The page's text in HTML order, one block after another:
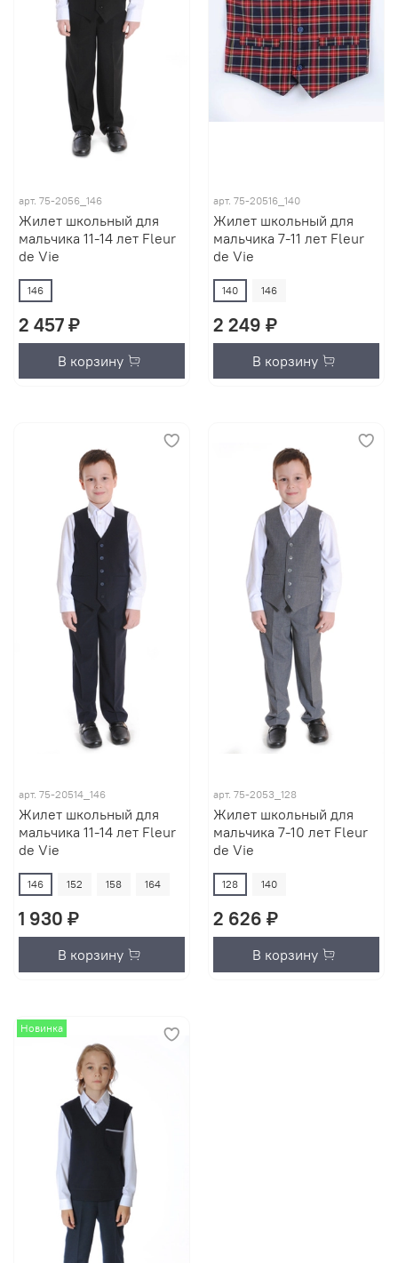
арт. 75-2056_146
Жилет школьный для
мальчика 11-14 лет Fleur
de Vie
146
2 457 ₽
В корзину
арт. 75-20516_140
Жилет школьный для
мальчика 7-11 лет Fleur
de Vie
140 146
2 249 ₽
В корзину
арт. 75-20514_146
Жилет школьный для
мальчика 11-14 лет Fleur
de Vie
146 152 158 164
1 930 ₽
В корзину
арт. 75-2053_128
Жилет школьный для
мальчика 7-10 лет Fleur
de Vie
128 140
2 626 ₽
В корзину
Новинка